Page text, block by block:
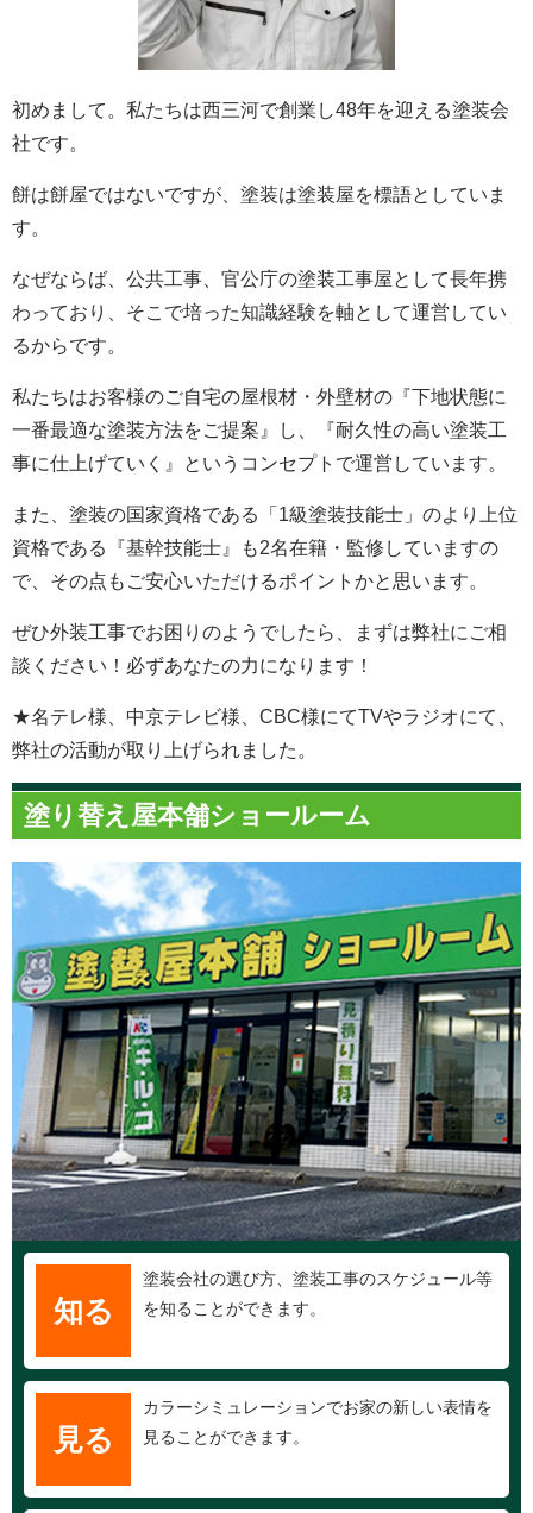
初めまして。私たちは西三河で創業し48年を迎える塗装会
社です。
餅は餅屋ではないですが、塗装は塗装屋を標語としていま
す。
なぜならば、公共工事、官公庁の塗装工事屋として長年携
わっており、そこで培った知識経験を軸として運営してい
るからです。
私たちはお客様のご自宅の屋根材・外壁材の『下地状態に
一番最適な塗装方法をご提案』し、『耐久性の高い塗装工
事に仕上げていく』というコンセプトで運営しています。
また、塗装の国家資格である「1級塗装技能士」のより上位
資格である『基幹技能士』も2名在籍・監修していますの
で、その点もご安心いただけるポイントかと思います。
ぜひ外装工事でお困りのようでしたら、まずは弊社にご相
談ください！必ずあなたの力になります！
★名テレ様、中京テレビ様、CBC様にてTVやラジオにて、
弊社の活動が取り上げられました。
塗り替え屋本舗ショールーム
知る
塗装会社の選び方、塗装工事のスケジュール等
を知ることができます。
見る
カラーシミュレーションでお家の新しい表情を
見ることができます。